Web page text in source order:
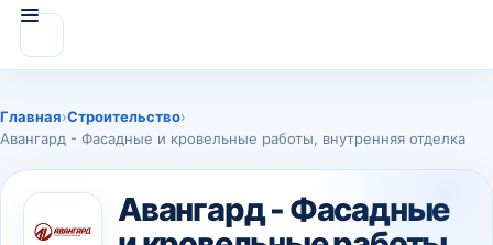
Главная›Строительство›
Авангард - Фасадные и кровельные работы, внутренняя отделка
Авангард - Фасадные